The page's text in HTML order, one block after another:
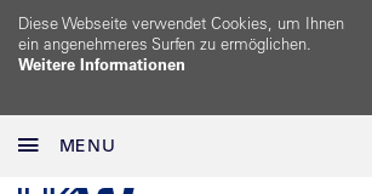
Diese Webseite verwendet Cookies, um Ihnen
ein angenehmeres Surfen zu ermöglichen.
Weitere Informationen
MENU